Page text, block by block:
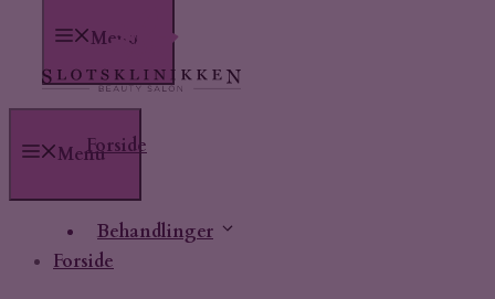
Menu
Forside
Behandlinger
Menu
Forside